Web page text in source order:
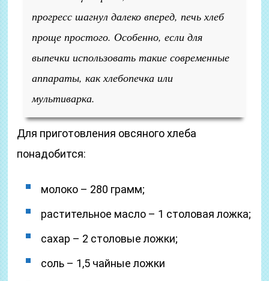
прогресс шагнул далеко вперед, печь хлеб
проще простого. Особенно, если для
выпечки использовать такие современные
аппараты, как хлебопечка или
мультиварка.
Для приготовления овсяного хлеба
понадобится:
молоко – 280 грамм;
растительное масло – 1 столовая ложка;
сахар – 2 столовые ложки;
соль – 1,5 чайные ложки